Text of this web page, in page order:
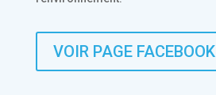
VOIR PAGE FACEBOOK